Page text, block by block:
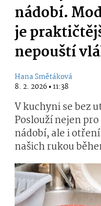
nádobí.
je
nepouští
Hana Smětáková
8. 2. 2026 ▪ 11:38
V kuchyni se bez
Poslouží nejen
nádobí, ale i
našich rukou